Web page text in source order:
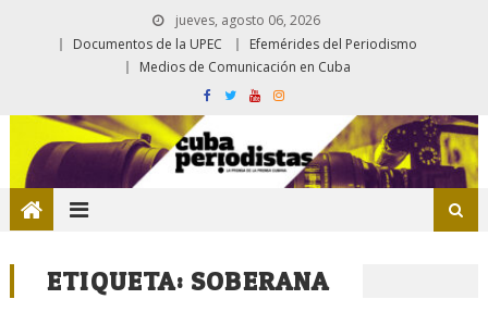
jueves, agosto 06, 2026
Documentos de la UPEC
Efemérides del Periodismo
Medios de Comunicación en Cuba
ETIQUETA: SOBERANA